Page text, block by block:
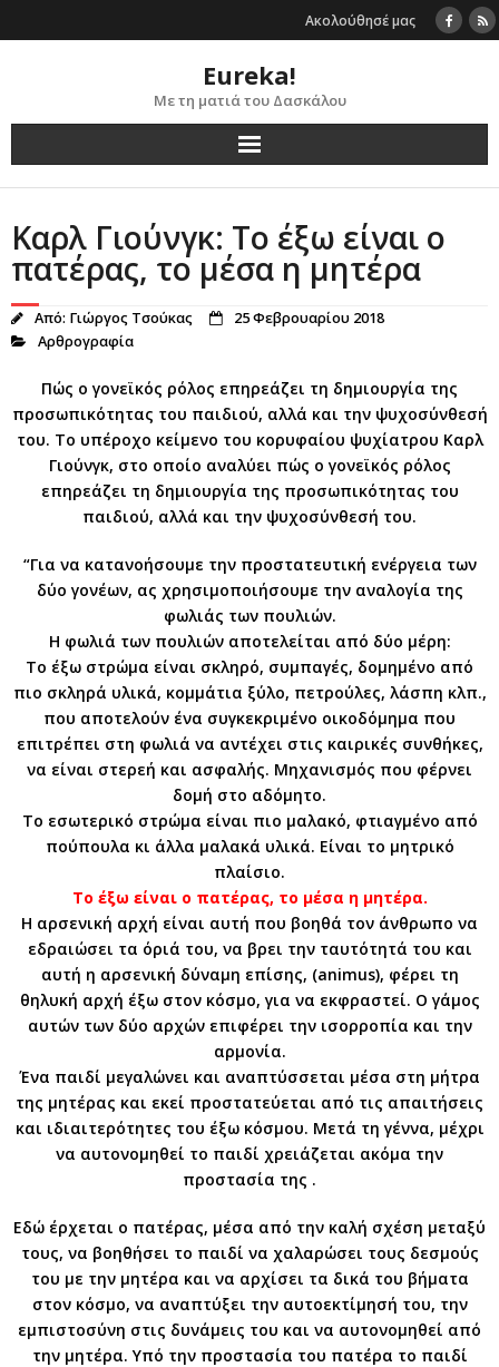
to
Ακολούθησέ μας
Eureka!
Με τη ματιά του Δασκάλου
Καρλ Γιούνγκ: Το έξω είναι ο
πατέρας, το μέσα η μητέρα
Από: Γιώργος Τσούκας
25 Φεβρουαρίου 2018
Αρθρογραφία
Πώς ο γονεϊκός ρόλος επηρεάζει τη δημιουργία της
προσωπικότητας του παιδιού, αλλά και την ψυχοσύνθεσή
του. Το υπέροχο κείμενο του κορυφαίου ψυχίατρου Καρλ
Γιούνγκ, στο οποίο αναλύει πώς ο γονεϊκός ρόλος
επηρεάζει τη δημιουργία της προσωπικότητας του
παιδιού, αλλά και την ψυχοσύνθεσή του.
“Για να κατανοήσουμε την προστατευτική ενέργεια των
δύο γονέων, ας χρησιμοποιήσουμε την αναλογία της
φωλιάς των πουλιών.
Η φωλιά των πουλιών αποτελείται από δύο μέρη:
Το έξω στρώμα είναι σκληρό, συμπαγές, δομημένο από
πιο σκληρά υλικά, κομμάτια ξύλο, πετρούλες, λάσπη κλπ.,
που αποτελούν ένα συγκεκριμένο οικοδόμημα που
επιτρέπει στη φωλιά να αντέχει στις καιρικές συνθήκες,
να είναι στερεή και ασφαλής. Μηχανισμός που φέρνει
δομή στο αδόμητο.
Το εσωτερικό στρώμα είναι πιο μαλακό, φτιαγμένο από
πούπουλα κι άλλα μαλακά υλικά. Είναι το μητρικό
πλαίσιο.
Το έξω είναι ο πατέρας, το μέσα η μητέρα.
Η αρσενική αρχή είναι αυτή που βοηθά τον άνθρωπο να
εδραιώσει τα όριά του, να βρει την ταυτότητά του και
αυτή η αρσενική δύναμη επίσης, (animus), φέρει τη
θηλυκή αρχή έξω στον κόσμο, για να εκφραστεί. Ο γάμος
αυτών των δύο αρχών επιφέρει την ισορροπία και την
αρμονία.
Ένα παιδί μεγαλώνει και αναπτύσσεται μέσα στη μήτρα
της μητέρας και εκεί προστατεύεται από τις απαιτήσεις
και ιδιαιτερότητες του έξω κόσμου. Μετά τη γέννα, μέχρι
να αυτονομηθεί το παιδί χρειάζεται ακόμα την
προστασία της .
Εδώ έρχεται ο πατέρας, μέσα από την καλή σχέση μεταξύ
τους, να βοηθήσει το παιδί να χαλαρώσει τους δεσμούς
του με την μητέρα και να αρχίσει τα δικά του βήματα
στον κόσμο, να αναπτύξει την αυτοεκτίμησή του, την
εμπιστοσύνη στις δυνάμεις του και να αυτονομηθεί από
την μητέρα. Υπό την προστασία του πατέρα το παιδί